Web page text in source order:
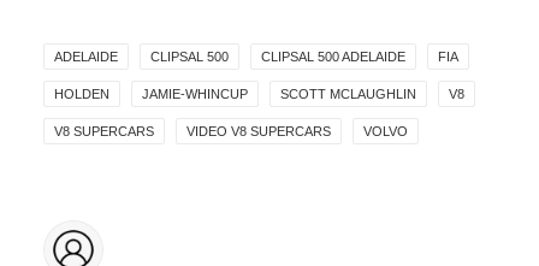
ADELAIDE CLIPSAL 500 CLIPSAL 500 ADELAIDE FIA
HOLDEN JAMIE-WHINCUP SCOTT MCLAUGHLIN V8
V8 SUPERCARS VIDEO V8 SUPERCARS VOLVO